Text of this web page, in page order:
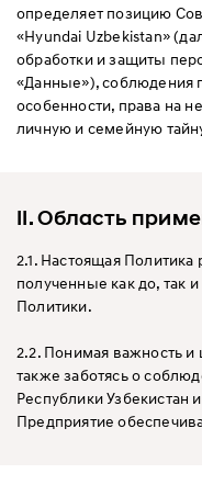
определяет позицию
«Hyundai Uzbekistan»
обработки и защиты
«Данные»), соблюдения
особенности, права на
личную и семейную
II. Область
2.1. Настоящая Политика
полученные как до, так
Политики.
2.2. Понимая важность
также заботясь о
Республики Узбекистан
Предприятие